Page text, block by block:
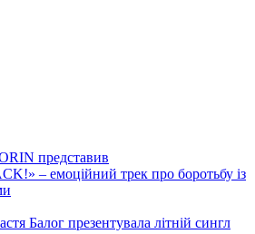
представив
– емоційний трек про боротьбу із
Балог презентувала літній сингл